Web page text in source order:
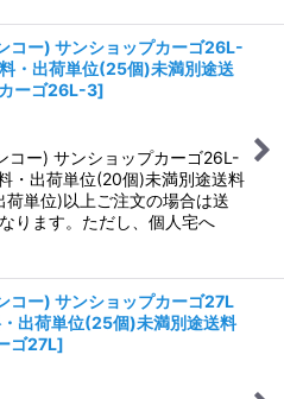
コー) サンショップカーゴ26L-
・出荷単位(25個)未満別途送
ーゴ26L-3]
コー) サンショップカーゴ26L-
・出荷単位(20個)未満別途送料
単位)以上ご注文の場合は送
ります。ただし、個人宅へ
コー) サンショップカーゴ27L
出荷単位(25個)未満別途送料
ゴ27L]